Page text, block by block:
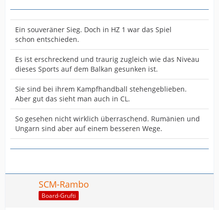
Ein souveräner Sieg. Doch in HZ 1 war das Spiel
schon entschieden.
Es ist erschreckend und traurig zugleich wie das Niveau
dieses Sports auf dem Balkan gesunken ist.
Sie sind bei ihrem Kampfhandball stehengeblieben.
Aber gut das sieht man auch in CL.
So gesehen nicht wirklich überraschend. Rumänien und
Ungarn sind aber auf einem besseren Wege.
SCM-Rambo
Board-Grufti